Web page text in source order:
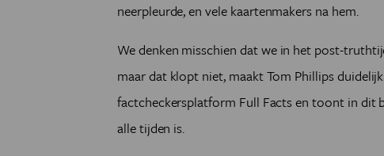
neerpleurde, en vele kaartenmakers na hem.
We denken misschien dat we in het post-
maar dat klopt niet, maakt Tom Phillips
factcheckersplatform Full Facts en toont in dit
alle tijden is.